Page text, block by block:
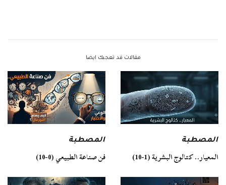
مقالات قد تعجبك ايضا
المصطبة
المعيار.. كتالوج البشرية (1-10)
المصطبة
فن صناعة الطبيعي (0-10)